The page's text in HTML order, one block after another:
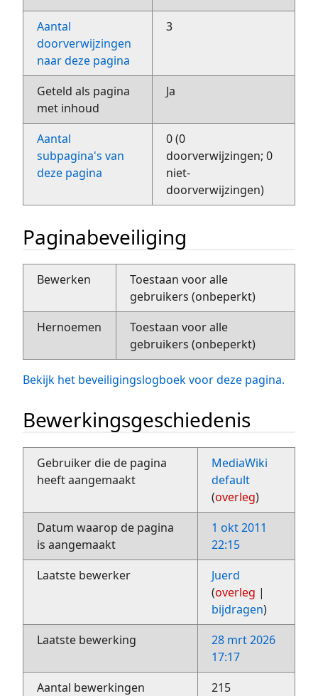
Aantal
doorverwijzingen
naar deze pagina
3
Geteld als pagina
met inhoud
Ja
Aantal
subpagina's van
deze pagina
0 (0
doorverwijzingen; 0
niet-
doorverwijzingen)
Paginabeveiliging
Bewerken
Toestaan voor alle
gebruikers (onbeperkt)
Hernoemen
Toestaan voor alle
gebruikers (onbeperkt)
Bekijk het beveiligingslogboek voor deze pagina.
Bewerkingsgeschiedenis
Gebruiker die de pagina
heeft aangemaakt
MediaWiki
default
(overleg)
Datum waarop de pagina
is aangemaakt
1 okt 2011
22:15
Laatste bewerker
Juerd
(overleg |
bijdragen)
Laatste bewerking
28 mrt 2026
17:17
Aantal bewerkingen
215